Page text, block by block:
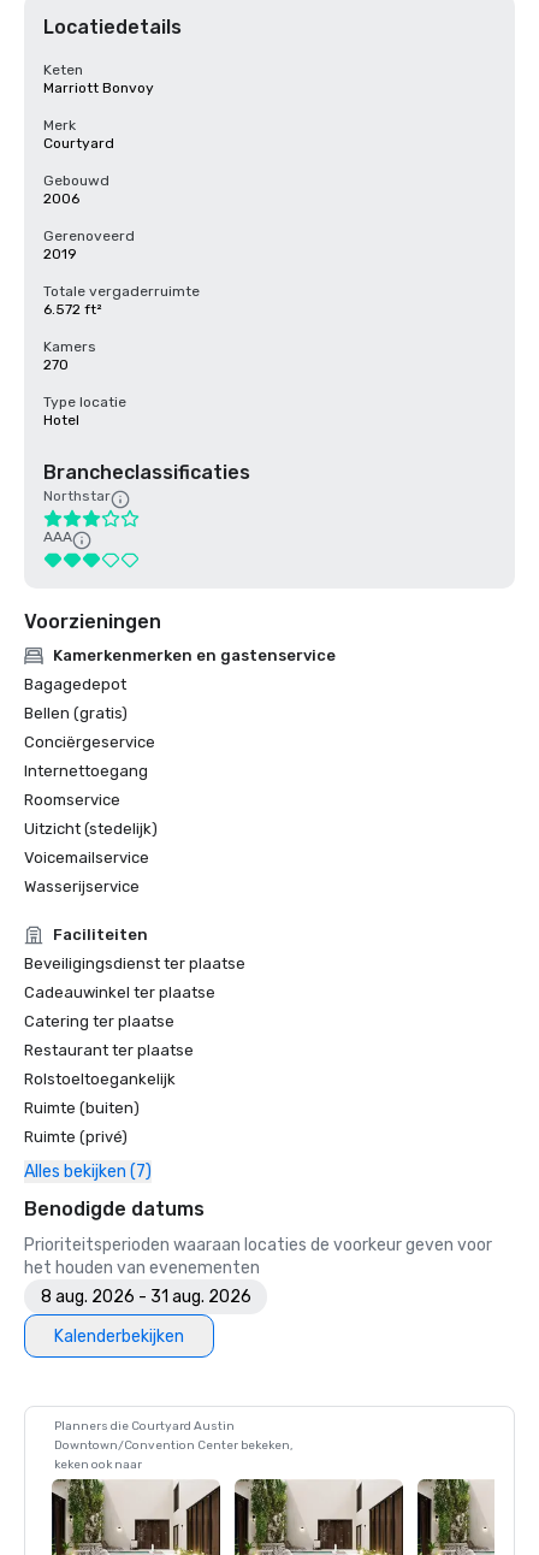
Locatiedetails
Keten
Marriott Bonvoy
Merk
Courtyard
Gebouwd
2006
Gerenoveerd
2019
Totale vergaderruimte
6.572 ft²
Kamers
270
Type locatie
Hotel
Brancheclassificaties
Northstar
AAA
Voorzieningen
Kamerkenmerken en gastenservice
Bagagedepot
Bellen (gratis)
Conciërgeservice
Internettoegang
Roomservice
Uitzicht (stedelijk)
Voicemailservice
Wasserijservice
Faciliteiten
Beveiligingsdienst ter plaatse
Cadeauwinkel ter plaatse
Catering ter plaatse
Restaurant ter plaatse
Rolstoeltoegankelijk
Ruimte (buiten)
Ruimte (privé)
Alles bekijken (7)
Benodigde datums
Prioriteitsperioden waaraan locaties de voorkeur geven voor
het houden van evenementen
8 aug. 2026 - 31 aug. 2026
Kalenderbekijken
Planners die Courtyard Austin
Downtown/Convention Center bekeken,
keken ook naar